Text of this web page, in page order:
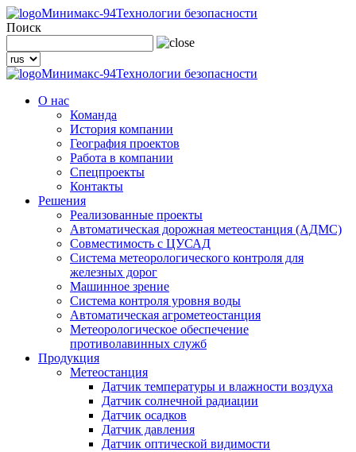
Минимакс-94Технологии безопасности
Поиск
Минимакс-94Технологии безопасности
О нас
Команда
История компании
География проектов
Работа в компании
Спецпроекты
Контакты
Решения
Реализованные проекты
Автоматическая дорожная метеостанция (АДМС)
Совместимость с ЦУСАД
Система метеорологического контроля для
железных дорог
Машинное зрение
Система контроля уровня воды
Автоматическая агрометеостанция
Метеорологическое обеспечение
противолавинных служб
Продукция
Метеостанция
Датчик температуры и влажности воздуха
Датчик солнечной радиации
Датчик осадков
Датчик давления
Датчик оптической видимости